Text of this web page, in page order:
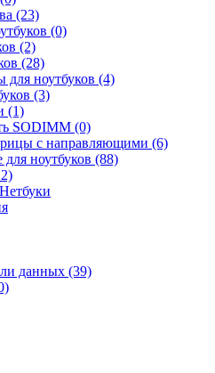
(23)
(0)
(2)
(28)
для ноутбуков (4)
(3)
(1)
SODIMM (0)
с направляющими (6)
ноутбуков (88)
данных (39)